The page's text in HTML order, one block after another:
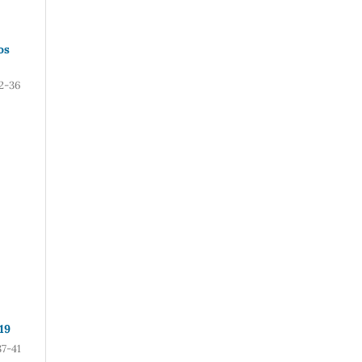
36
41